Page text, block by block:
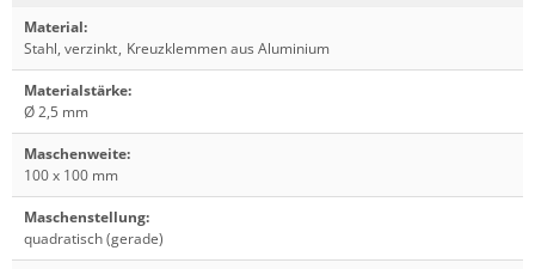
Material:
Stahl, verzinkt, Kreuzklemmen aus Aluminium
Materialstärke:
Ø 2,5 mm
Maschenweite:
100 x 100 mm
Maschenstellung:
quadratisch (gerade)